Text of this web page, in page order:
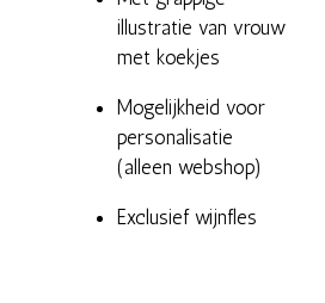
illustratie van vrouw
met koekjes
Mogelijkheid voor
personalisatie
(alleen webshop)
Exclusief wijnfles